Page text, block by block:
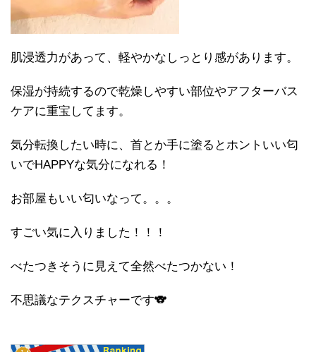
肌浸透力があって、軽やかなしっとり感があります。
保湿が持続するので乾燥しやすい部位やアフターバス
ケアに重宝してます。
気分転換したい時に、首とか手に塗るとホントいい匂
いでHAPPYな気分になれる！
お部屋もいい匂いなって。。。
すごい気に入りました！！！
べたつきそうに見えて全然べたつかない！
不思議なテクスチャーです🐨